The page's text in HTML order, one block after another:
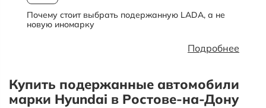
Почему стоит выбрать подержанную LADA, а не
новую иномарку
Подробнее
Купить подержанные автомобили
марки Hyundai в Ростове-на-Дону